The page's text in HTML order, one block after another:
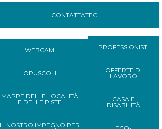
CONTATTATECI
WEBCAM
OPUSCOLI
MAPPE DELLE LOCALITÀ
E DELLE PISTE
IL NOSTRO IMPEGNO PER
PROFESSIONISTI
OFFERTE DI
LAVORO
CASA E
DISABILITÀ